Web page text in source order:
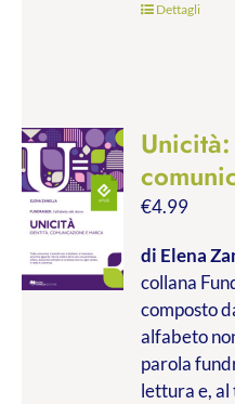
Dettagli
€4.99
di Elena
collana
composto
alfabeto
parola
lettura e, al